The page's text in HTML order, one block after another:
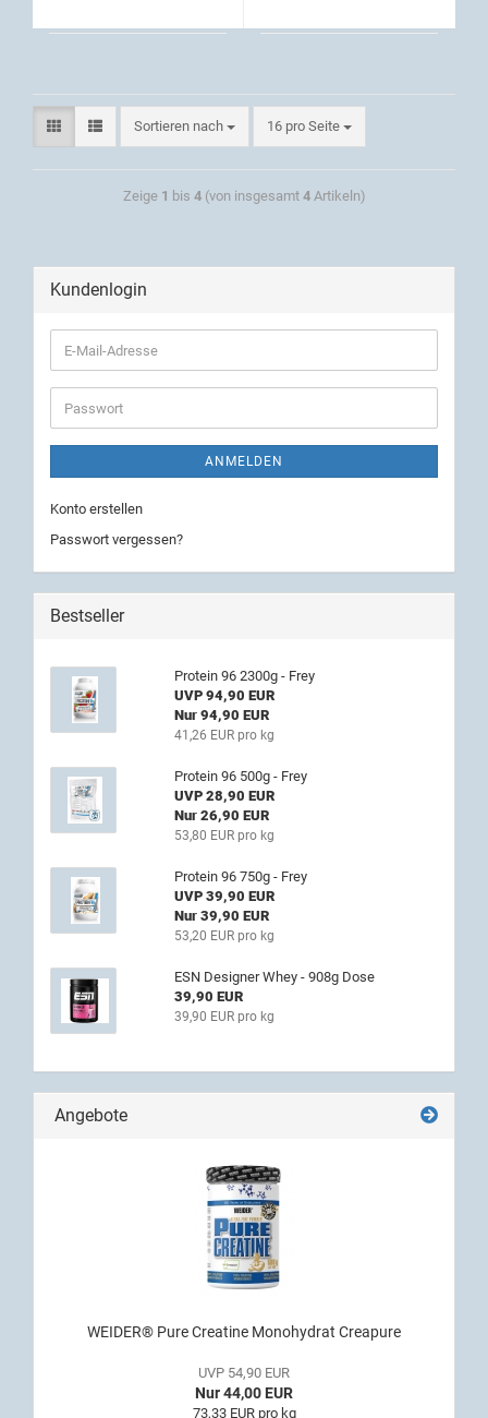
Sortieren nach 16 pro Seite
Zeige 1 bis 4(von insgesamt 4Artikeln)
Kundenlogin
ANMELDEN
Konto erstellen
Passwort vergessen?
Bestseller
Protein 96 2300g - Frey
UVP 94,90 EUR
Nur 94,90 EUR
41,26 EUR pro kg
Protein 96 500g - Frey
UVP 28,90 EUR
Nur 26,90 EUR
53,80 EUR pro kg
Protein 96 750g - Frey
UVP 39,90 EUR
Nur 39,90 EUR
53,20 EUR pro kg
ESN Designer Whey - 908g Dose
39,90 EUR
39,90 EUR pro kg
Angebote
WEIDER® Pure Creatine Monohydrat Creapure
UVP 54,90 EUR
Nur 44,00 EUR
73,33 EUR pro kg